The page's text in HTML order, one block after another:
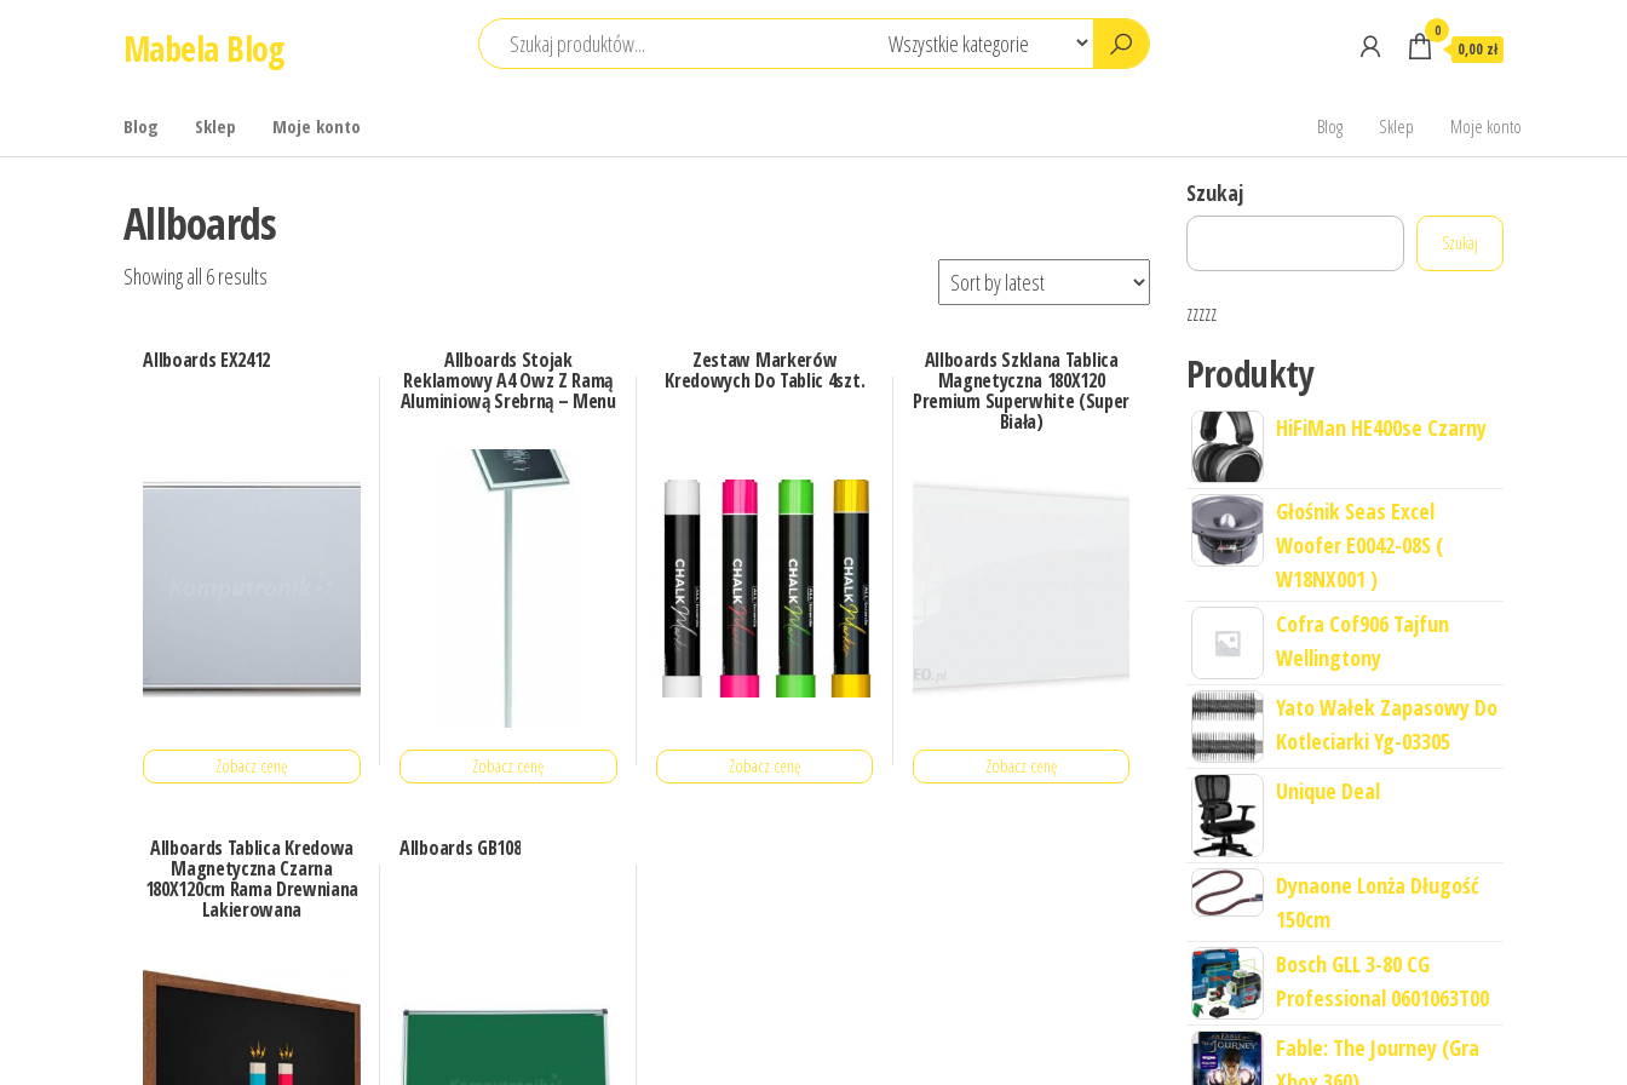
Mabela Blog 0
0,00 zł
Blog Sklep Moje konto Blog Sklep Moje konto
Allboards
Showing all 6 results
Allboards EX2412
Zobacz cenę
Allboards Stojak
Reklamowy A4 Owz Z Ramą
Aluminiową Srebrną – Menu
Zobacz cenę
Zestaw Markerów
Kredowych Do Tablic 4szt.
Zobacz cenę
Allboards Szklana Tablica
Magnetyczna 180X120
Premium Superwhite (Super
Biała)
Zobacz cenę
Allboards Tablica Kredowa
Magnetyczna Czarna
180X120cm Rama Drewniana
Lakierowana
Allboards GB108
Szukaj
Szukaj
zzzzz
Produkty
HiFiMan HE400se Czarny
Głośnik Seas Excel
Woofer E0042-08S (
W18NX001 )
Cofra Cof906 Tajfun
Wellingtony
Yato Wałek Zapasowy Do
Kotleciarki Yg-03305
Unique Deal
Dynaone Lonża Długość
150cm
Bosch GLL 3-80 CG
Professional 0601063T00
Fable: The Journey (Gra